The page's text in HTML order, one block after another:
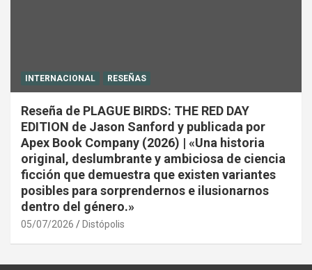
INTERNACIONAL RESEÑAS
Reseña de PLAGUE BIRDS: THE RED DAY
EDITION de Jason Sanford y publicada por
Apex Book Company (2026) | «Una historia
original, deslumbrante y ambiciosa de ciencia
ficción que demuestra que existen variantes
posibles para sorprendernos e ilusionarnos
dentro del género.»
05/07/2026 Distópolis